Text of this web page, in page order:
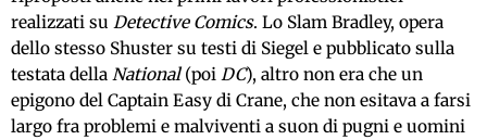
realizzati su Detective Comics. Lo Slam Bradley, opera
dello stesso Shuster su testi di Siegel e pubblicato sulla
testata della National(poi DC), altro non era che un
epigono del Captain Easy di Crane, che non esitava a farsi
largo fra problemi e malviventi a suon di pugni e uomini